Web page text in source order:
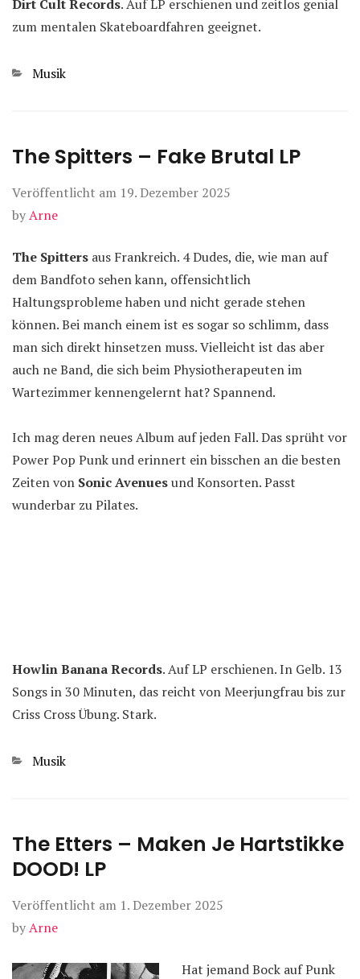
Dirt Cult Records. Auf LP erschienen und zeitlos genial
zum mentalen Skateboardfahren geeignet.
Kategorien
Musik
The Spitters – Fake Brutal LP
Veröffentlicht am 19. Dezember 2025
byArne
The Spitters aus Frankreich. 4 Dudes, die, wie man auf
dem Bandfoto sehen kann, offensichtlich
Haltungsprobleme haben und nicht gerade stehen
können. Bei manch einem ist es sogar so schlimm, dass
man sich direkt hinsetzen muss. Vielleicht ist das aber
auch ne Band, die sich beim Physiotherapeuten im
Wartezimmer kennengelernt hat? Spannend.
Ich mag deren neues Album auf jeden Fall. Das sprüht vor
Power Pop Punk und erinnert ein bisschen an die besten
Zeiten von Sonic Avenuesund Konsorten. Passt
wunderbar zu Pilates.
Howlin Banana Records. Auf LP erschienen. In Gelb. 13
Songs in 30 Minuten, das reicht von Meerjungfrau bis zur
Criss Cross Übung. Stark.
Kategorien
Musik
The Etters – Maken Je Hartstikke
DOOD! LP
Veröffentlicht am 1. Dezember 2025
byArne
Hat jemand Bock auf Punk